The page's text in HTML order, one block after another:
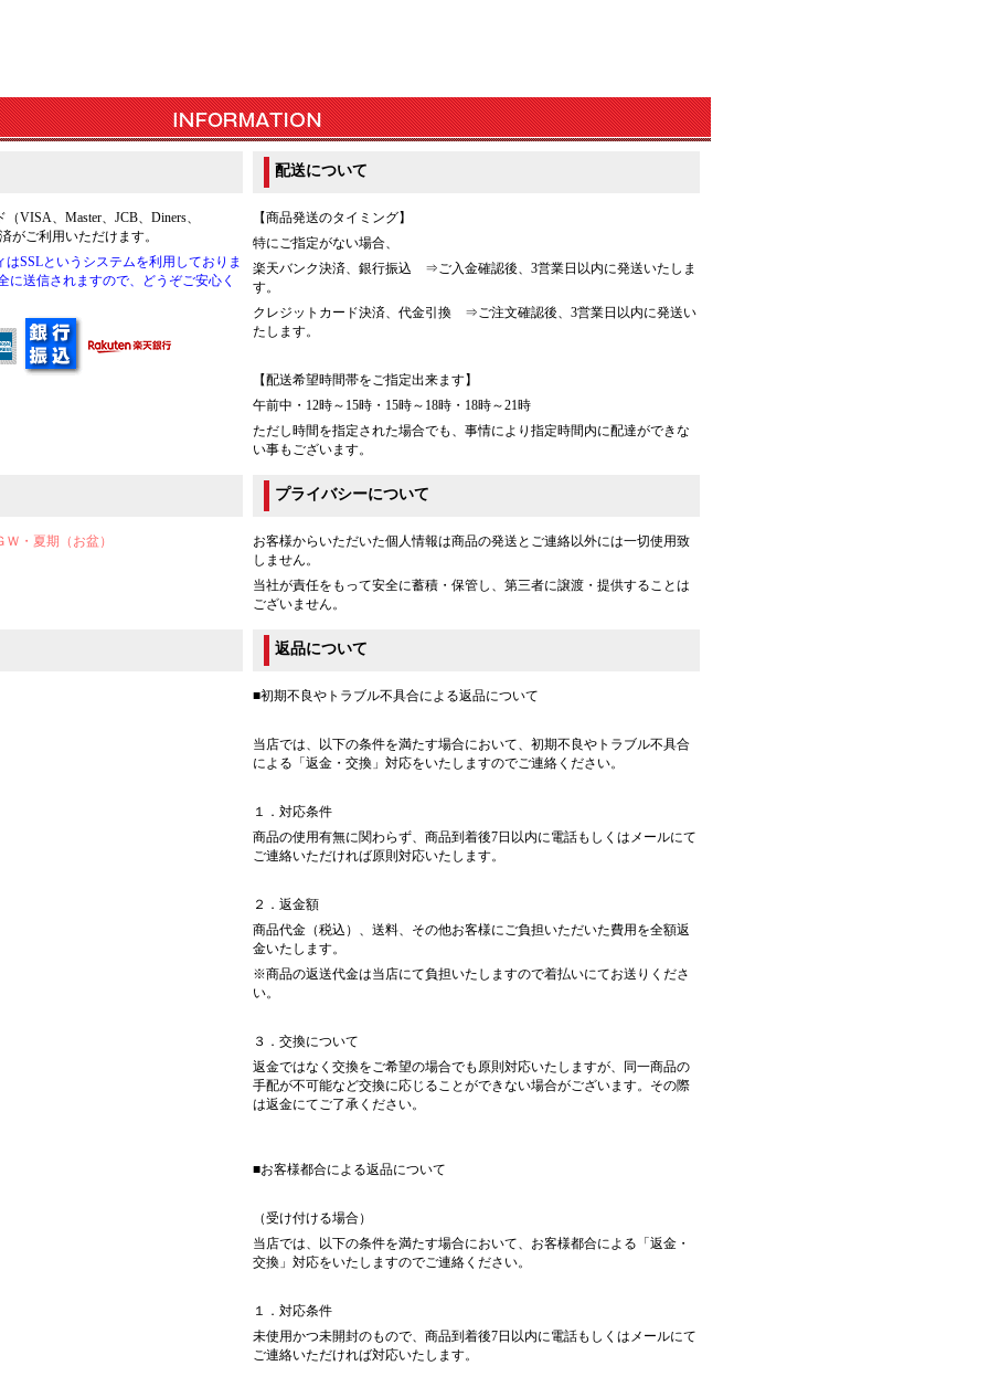
配送について
VISA、Master、JCB、Diners、
がご利用いただけます。
SSLというシステムを利用しておりま
に送信されますので、どうぞご安心く
【商品発送のタイミング】
特にご指定がない場合、
楽天バンク決済、銀行振込 ⇒ご入金確認後、3営業日以内に発送いたしま
す。
クレジットカード決済、代金引換 ⇒ご注文確認後、3営業日以内に発送い
たします。
【配送希望時間帯をご指定出来ます】
午前中・12時～15時・15時～18時・18時～21時
ただし時間を指定された場合でも、事情により指定時間内に配達ができな
い事もございます。
プライバシーについて
・夏期（お盆）
お客様からいただいた個人情報は商品の発送とご連絡以外には一切使用致
しません。
当社が責任をもって安全に蓄積・保管し、第三者に譲渡・提供することは
ございません。
返品について
■初期不良やトラブル不具合による返品について
当店では、以下の条件を満たす場合において、初期不良やトラブル不具合
による「返金・交換」対応をいたしますのでご連絡ください。
１．対応条件
商品の使用有無に関わらず、商品到着後7日以内に電話もしくはメールにて
ご連絡いただければ原則対応いたします。
２．返金額
商品代金（税込）、送料、その他お客様にご負担いただいた費用を全額返
金いたします。
※商品の返送代金は当店にて負担いたしますので着払いにてお送りくださ
い。
３．交換について
返金ではなく交換をご希望の場合でも原則対応いたしますが、同一商品の
手配が不可能など交換に応じることができない場合がございます。その際
は返金にてご了承ください。
■お客様都合による返品について
（受け付ける場合）
当店では、以下の条件を満たす場合において、お客様都合による「返金・
交換」対応をいたしますのでご連絡ください。
１．対応条件
未使用かつ未開封のもので、商品到着後7日以内に電話もしくはメールにて
ご連絡いただければ対応いたします。